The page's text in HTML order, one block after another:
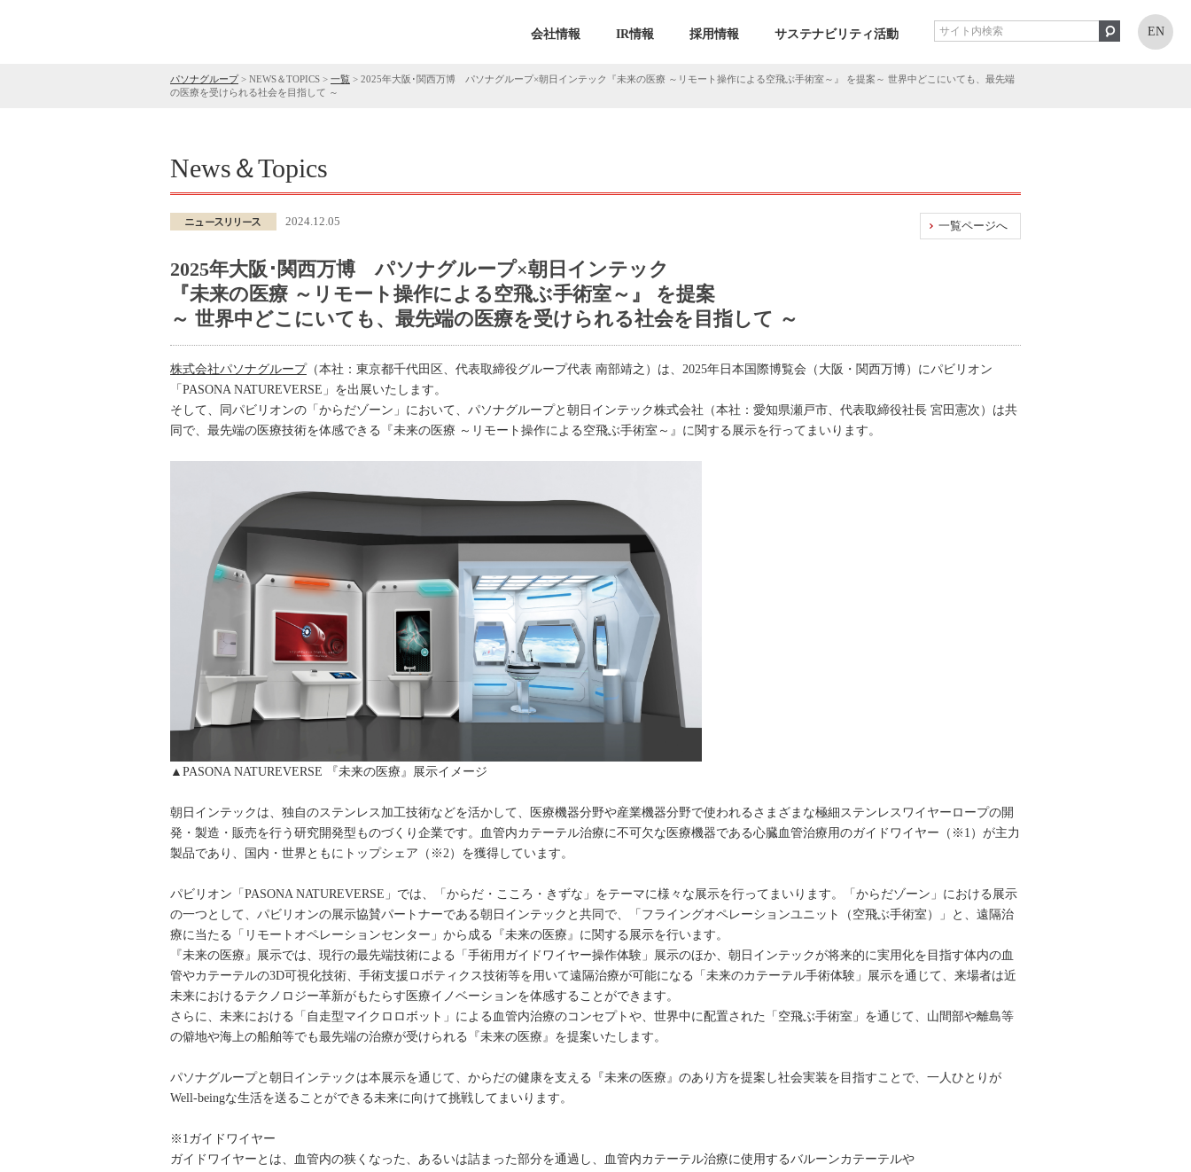
会社情報 IR情報 採用情報 サステナビリティ活動 EN
パソナグループ> NEWS＆TOPICS > 一覧 > 2025年大阪･関西万博 パソナグループ×朝日インテック『未来の医療 ～リモート操作による空飛ぶ手術室～』 を提案～ 世界中どこにいても、最先端
の医療を受けられる社会を目指して ～
News＆Topics
一覧ページへ
2024.12.05
2025年大阪･関西万博 パソナグループ×朝日インテック
『未来の医療 ～リモート操作による空飛ぶ手術室～』 を提案
～ 世界中どこにいても、最先端の医療を受けられる社会を目指して ～
株式会社パソナグループ （本社：東京都千代田区、代表取締役グループ代表 南部靖之）は、2025年日本国際博覧会（大阪・関西万博）にパビリオン
「PASONA NATUREVERSE」を出展いたします。
そして、同パビリオンの「からだゾーン」において、パソナグループと朝日インテック株式会社（本社：愛知県瀬戸市、代表取締役社長 宮田憲次）は共
同で、最先端の医療技術を体感できる『未来の医療 ～リモート操作による空飛ぶ手術室～』に関する展示を行ってまいります。
▲PASONA NATUREVERSE 『未来の医療』展示イメージ
朝日インテックは、独自のステンレス加工技術などを活かして、医療機器分野や産業機器分野で使われるさまざまな極細ステンレスワイヤーロープの開
発・製造・販売を行う研究開発型ものづくり企業です。血管内カテーテル治療に不可欠な医療機器である心臓血管治療用のガイドワイヤー（※1）が主力
製品であり、国内・世界ともにトップシェア（※2）を獲得しています。
パビリオン「PASONA NATUREVERSE」では、「からだ・こころ・きずな」をテーマに様々な展示を行ってまいります。「からだゾーン」における展示
の一つとして、パビリオンの展示協賛パートナーである朝日インテックと共同で、「フライングオペレーションユニット（空飛ぶ手術室）」と、遠隔治
療に当たる「リモートオペレーションセンター」から成る『未来の医療』に関する展示を行います。
『未来の医療』展示では、現行の最先端技術による「手術用ガイドワイヤー操作体験」展示のほか、朝日インテックが将来的に実用化を目指す体内の血
管やカテーテルの3D可視化技術、手術支援ロボティクス技術等を用いて遠隔治療が可能になる「未来のカテーテル手術体験」展示を通じて、来場者は近
未来におけるテクノロジー革新がもたらす医療イノベーションを体感することができます。
さらに、未来における「自走型マイクロロボット」による血管内治療のコンセプトや、世界中に配置された「空飛ぶ手術室」を通じて、山間部や離島等
の僻地や海上の船舶等でも最先端の治療が受けられる『未来の医療』を提案いたします。
パソナグループと朝日インテックは本展示を通じて、からだの健康を支える『未来の医療』のあり方を提案し社会実装を目指すことで、一人ひとりが
Well-beingな生活を送ることができる未来に向けて挑戦してまいります。
※1ガイドワイヤー
ガイドワイヤーとは、血管内の狭くなった、あるいは詰まった部分を通過し、血管内カテーテル治療に使用するバルーンカテーテルや